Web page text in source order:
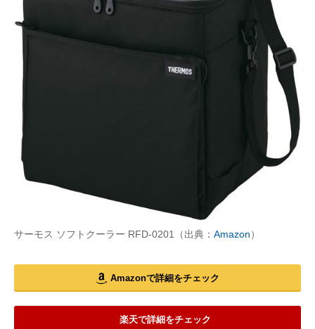
サーモス ソフトクーラー RFD-0201（出典： Amazon）
Amazonで詳細をチェック
楽天で詳細をチェック